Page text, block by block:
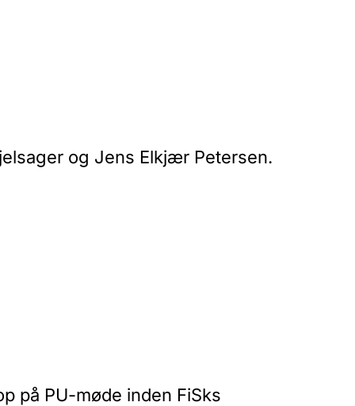
og Jens Elkjær Petersen.
på PU-møde inden FiSks